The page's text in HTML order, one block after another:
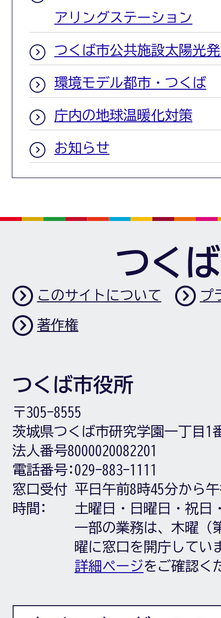
アリングステーション
つくば市公共施設太陽光
環境モデル都市・つくば
庁内の地球温暖化対策
お知らせ
つく
このサイトについて プ
著作権
つくば市役所
〒305-8555
茨城県つくば市研究学園一丁目1
法人番号8000020082201
電話番号: 029-883-1111
窓口受付
時間:
平日午前8時45分から
土曜日・日曜日・祝日
一部の業務は、木曜（
曜に窓口を開庁してい
詳細ページをご確認く